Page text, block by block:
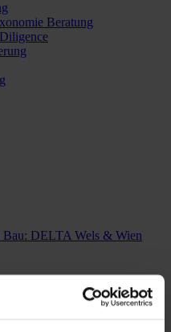
Beratung
Bau: DELTA Wels & Wien